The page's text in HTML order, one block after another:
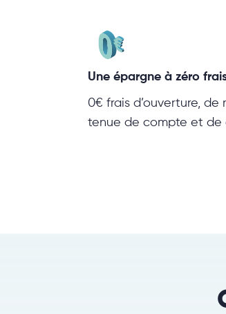
Une épargne à zéro
0€ frais d’ouverture, de
tenue de compte et de